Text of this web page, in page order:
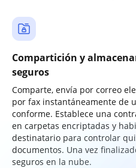
Compartición y
seguros
Comparte, envía por correo
por fax instantáneamente de
conforme. Establece una
en carpetas encriptadas y
destinatario para controlar
documentos. Una vez
seguros en la nube.